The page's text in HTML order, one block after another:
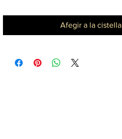
Afegir a la cistella